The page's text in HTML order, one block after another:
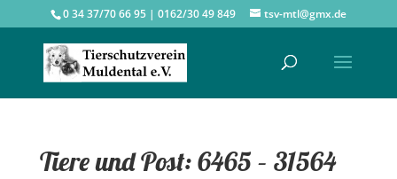
0 34 37/70 66 95 | 0162/30 49 849 tsv-mtl@gmx.de
Tiere und Post: 6465 – 31564